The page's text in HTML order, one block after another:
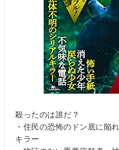
殺ったのは誰だ？
・住民の恐怖のドン底に陥
キラー